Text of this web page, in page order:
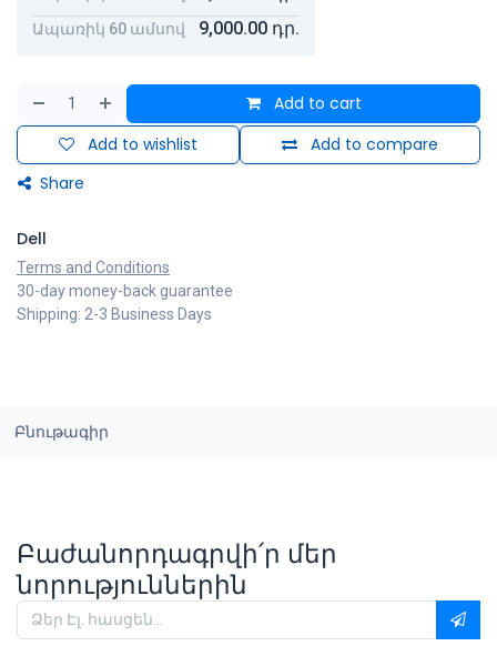
Ապառիկ 60 ամսով 9,000.00 դր.
Add to cart
Add to compare
Add to wishlist
Share
Dell
Terms and Conditions
30-day money-back guarantee
Shipping: 2-3 Business Days
Բնութագիր
Բաժանորդագրվի՛ր մեր
նորություններին